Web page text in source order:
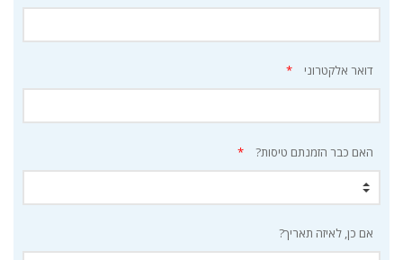
דואר אלקטרוני *
האם כבר הזמנתם טיסות? *
אם כן, לאיזה תאריך?